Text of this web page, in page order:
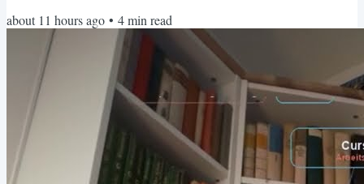
Wochen mit geöffneten Tabs, Tool-Vergleichen, Demos, die
beeindrucken aber nichts lösen, und Konfigurationsversuchen, die
ins Leere laufen. Bis etwas Produktives dabei herauskommt, ist...
about 11 hours ago • 4min read